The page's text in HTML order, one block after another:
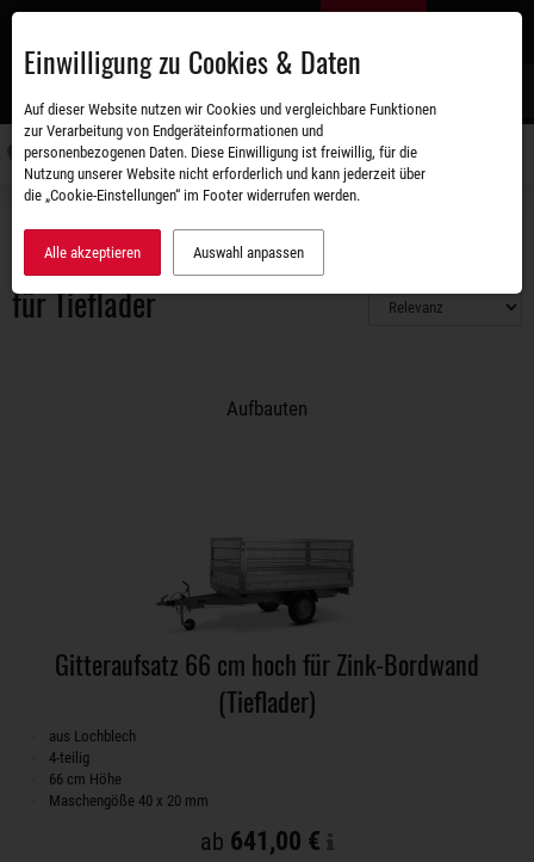
Zum
für Tieflader
Aufbauten
Gitteraufsatz 66 cm hoch für Zink-Bordwand
(Tieflader)
aus Lochblech
4-teilig
66 cm Höhe
Maschengöße 40 x 20 mm
ab 641,00 €
Einwilligung zu Cookies & Daten
Auf dieser Website nutzen wir Cookies und vergleichbare Funktionen
zur Verarbeitung von Endgeräteinformationen und
personenbezogenen Daten. Diese Einwilligung ist freiwillig, für die
Nutzung unserer Website nicht erforderlich und kann jederzeit über
die „Cookie-Einstellungen“ im Footer widerrufen werden.
Alle akzeptieren Auswahl anpassen